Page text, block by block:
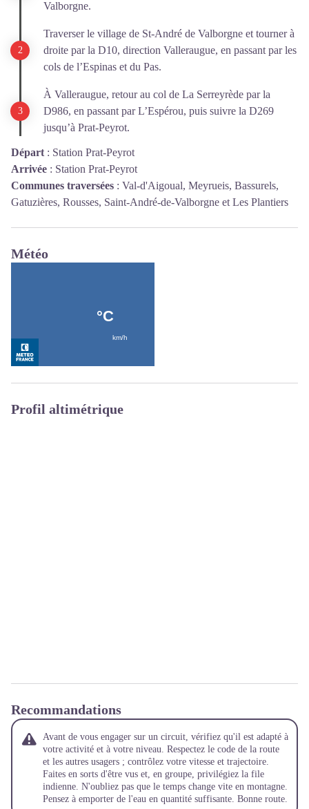
Valborgne.
Traverser le village de St-André de Valborgne et tourner à
droite par la D10, direction Valleraugue, en passant par les
cols de l’Espinas et du Pas.
À Valleraugue, retour au col de La Serreyrède par la
D986, en passant par L’Espérou, puis suivre la D269
jusqu’à Prat-Peyrot.
Départ : Station Prat-Peyrot
Arrivée : Station Prat-Peyrot
Communes traversées : Val-d'Aigoual, Meyrueis, Bassurels,
Gatuzières, Rousses, Saint-André-de-Valborgne et Les Plantiers
Météo
Profil altimétrique
Recommandations
Avant de vous engager sur un circuit, vérifiez qu'il est adapté à
votre activité et à votre niveau. Respectez le code de la route
et les autres usagers ; contrôlez votre vitesse et trajectoire.
Faites en sorts d'être vus et, en groupe, privilégiez la file
indienne. N'oubliez pas que le temps change vite en montagne.
Pensez à emporter de l'eau en quantité suffisante. Bonne route.